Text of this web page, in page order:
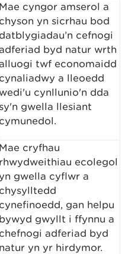
Mae cyngor amserol a
chyson yn sicrhau bod
datblygiadau’n cefnogi
byd natur wrth
twf economaidd
cynaliadwy a lleoedd
wedi'u cynllunio'n dda
gwella llesiant
cymunedol.
Mae cryfhau
rhwydweithiau ecolegol
yn gwella cyflwr a
chysylltedd
cynefinoedd, gan helpu
bywyd gwyllt i ffynnu a
chefnogi adferiad byd
natur yn yr hirdymor.